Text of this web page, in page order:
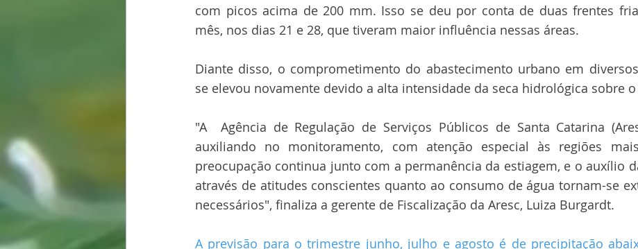
com picos acima de 200 mm. Isso se deu por conta de duas frentes
mês, nos dias 21 e 28, que tiveram maior influência nessas áreas.
Diante disso, o comprometimento do abastecimento urbano em
se elevou novamente devido a alta intensidade da seca hidrológica sobre o
"A  Agência de Regulação de Serviços Públicos de Santa Catarina
auxiliando no monitoramento, com atenção especial às regiões
preocupação continua junto com a permanência da estiagem, e o auxílio
através de atitudes conscientes quanto ao consumo de água tornam-se
necessários", finaliza a gerente de Fiscalização da Aresc, Luiza Burgardt.
A previsão para o trimestre junho, julho e agosto é de precipitação